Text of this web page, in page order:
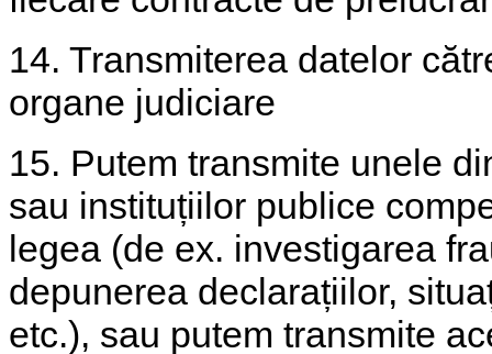
14. Transmiterea datelor
organe judiciare
15. Putem transmite unele
sau instituțiilor publice
legea (de ex. investigarea
depunerea declarațiilor,
etc.), sau putem transmite